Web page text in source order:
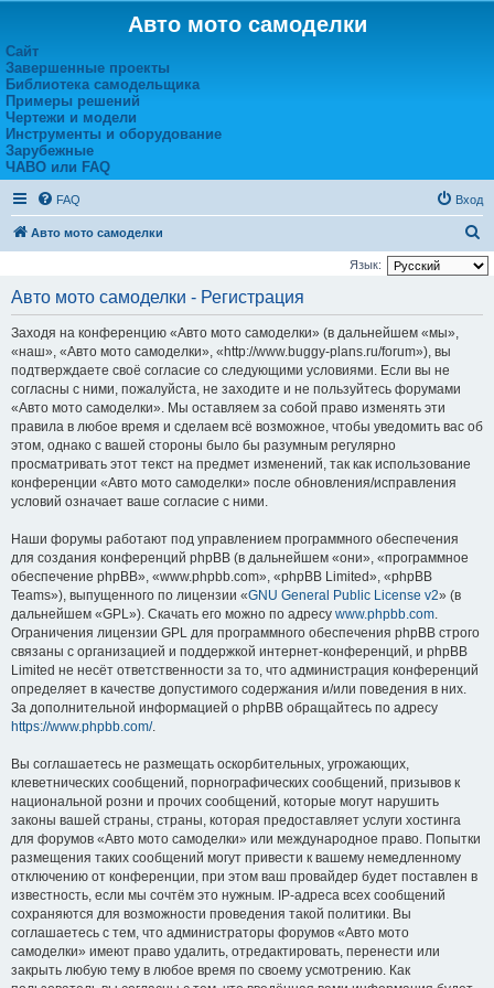
Авто мото самоделки
Сайт
Завершенные проекты
Библиотека самодельщика
Примеры решений
Чертежи и модели
Инструменты и оборудование
Зарубежные
ЧАВО или FAQ
FAQ Вход
Авто мото самоделки
о
Язык:
Авто мото самоделки - Регистрация
Заходя на конференцию «Авто мото самоделки» (в дальнейшем «мы»,
«наш», «Авто мото самоделки», «http://www.buggy-plans.ru/forum»), вы
подтверждаете своё согласие со следующими условиями. Если вы не
согласны с ними, пожалуйста, не заходите и не пользуйтесь форумами
«Авто мото самоделки». Мы оставляем за собой право изменять эти
правила в любое время и сделаем всё возможное, чтобы уведомить вас об
этом, однако с вашей стороны было бы разумным регулярно
просматривать этот текст на предмет изменений, так как использование
конференции «Авто мото самоделки» после обновления/исправления
условий означает ваше согласие с ними.
Наши форумы работают под управлением программного обеспечения
для создания конференций phpBB (в дальнейшем «они», «программное
обеспечение phpBB», «www.phpbb.com», «phpBB Limited», «phpBB
Teams»), выпущенного по лицензии «GNU General Public License v2» (в
дальнейшем «GPL»). Скачать его можно по адресу www.phpbb.com.
Ограничения лицензии GPL для программного обеспечения phpBB строго
связаны с организацией и поддержкой интернет-конференций, и phpBB
Limited не несёт ответственности за то, что администрация конференций
определяет в качестве допустимого содержания и/или поведения в них.
За дополнительной информацией о phpBB обращайтесь по адресу
https://www.phpbb.com/.
Вы соглашаетесь не размещать оскорбительных, угрожающих,
клеветнических сообщений, порнографических сообщений, призывов к
национальной розни и прочих сообщений, которые могут нарушить
законы вашей страны, страны, которая предоставляет услуги хостинга
для форумов «Авто мото самоделки» или международное право. Попытки
размещения таких сообщений могут привести к вашему немедленному
отключению от конференции, при этом ваш провайдер будет поставлен в
известность, если мы сочтём это нужным. IP-адреса всех сообщений
сохраняются для возможности проведения такой политики. Вы
соглашаетесь с тем, что администраторы форумов «Авто мото
самоделки» имеют право удалить, отредактировать, перенести или
закрыть любую тему в любое время по своему усмотрению. Как